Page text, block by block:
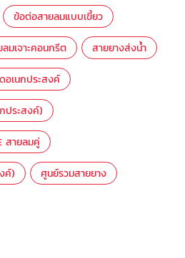
ข้อต่อสายลมแบบเขี้ยว
มเจาะคอนกรีต สายยางส่งน้ำ
อเนกประสงค์
ประสงค์)
สายลมคู่
ค์) ศูนย์รวมสายยาง